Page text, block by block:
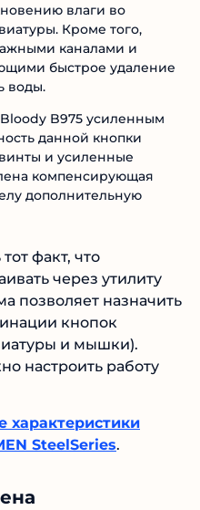
влаги во
Кроме того,
каналами и
быстрое удаление
воды.
B975 усиленным
данной кнопки
и усиленные
компенсирующая
дополнительную
факт, что
через утилиту
позволяет назначить
кнопок
и мышки).
настроить работу
характеристики
SteelSeries.